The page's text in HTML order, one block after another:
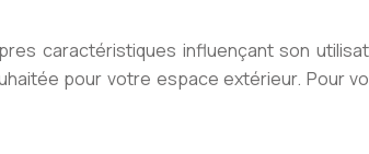
caractéristiques influençant son
pour votre espace extérieur. Pour